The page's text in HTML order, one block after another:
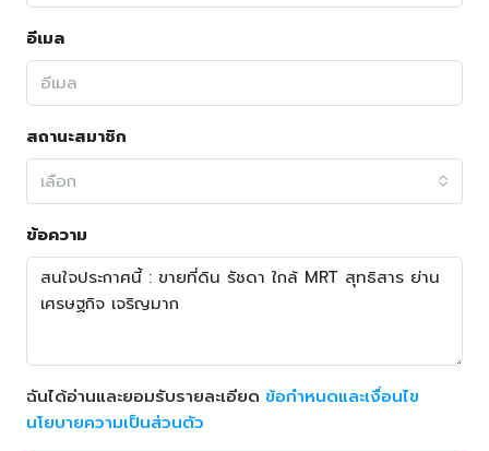
อีเมล
สถานะสมาชิก
เลือก
ข้อความ
ฉันได้อ่านและยอมรับรายละเอียด ข้อกำหนดและเงื่อนไข
นโยบายความเป็นส่วนตัว